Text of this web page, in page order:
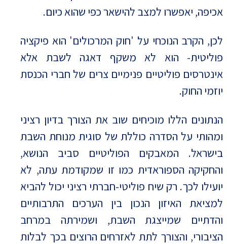
אכיפה, יאפשרו למצב להישאר כפי שהוא כיום.
לכן, הקרב הנוכחי על 'חוק המרכולים' הוא פיקציה
פוליטית- הוא לא משקף דאגה לשבת אלא
אינטרסים פוליטיים פנימיים צרים של חברי הכנסת
יוזמי החוק.
הנתונים הללו מוכיחים שוב את הצורך בדיון רציני
ומהותי על הסדרה כוללת של סוגית מנוחת השבת
בישראל. המאבקים הפוליטיים סביב הנושא,
והחקיקה הספוראדית כמו זו שמקודמת עתה, לא
יועילו לכך. רק שיח פוליטי-חברתי רציני יכול להביא
למציאת האיזון הנכון בין הערכים התרבותיים
והדתיים שמייצגת השבת, ושמירתה במרחב
הציבורי, והצורך לתת לאזרחים הרוצים בכך לבלות